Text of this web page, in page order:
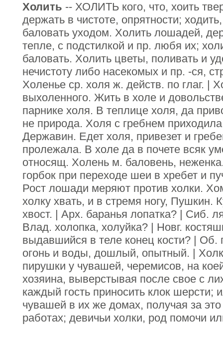
Холить -- ХОЛИТЬ кого, что, хоить
держать в чистоте, опрятности;
баловать уходом. Холить лошадей,
тепле, с подстилкой и пр. любя их;
баловать. Холить цветы, поливать и
нечистоту либо насекомых и пр. -ся,
Холенье ср. холя ж. действ. по глаг. |
выхоленного. Жить в холе и
парнике холя. В теплице холя, да
не природа. Холя с гребнем приходила
Державин. Едет холя, привезет и
пролежала. В холе да в почете всяк
относящ. Холень м. баловень,
горбок при переходе шеи в хребет и
Рост лошади меряют против холки.
холку хвать, и в стремя ногу, Пушкин.
хвост. | Арх. баранья лопатка? | Сиб.
Влад. холопка, холуйка? | Новг.
выдавшийся в теле конец кости? |
огонь и воды, дошлый, опытный. |
пирушки у чувашей, черемисов, на
хозяина, выверстывая после свое с
каждый гость приносить клок шерсти;
чувашей в их же домах, получая за
работах; девичьи холки, род помочи